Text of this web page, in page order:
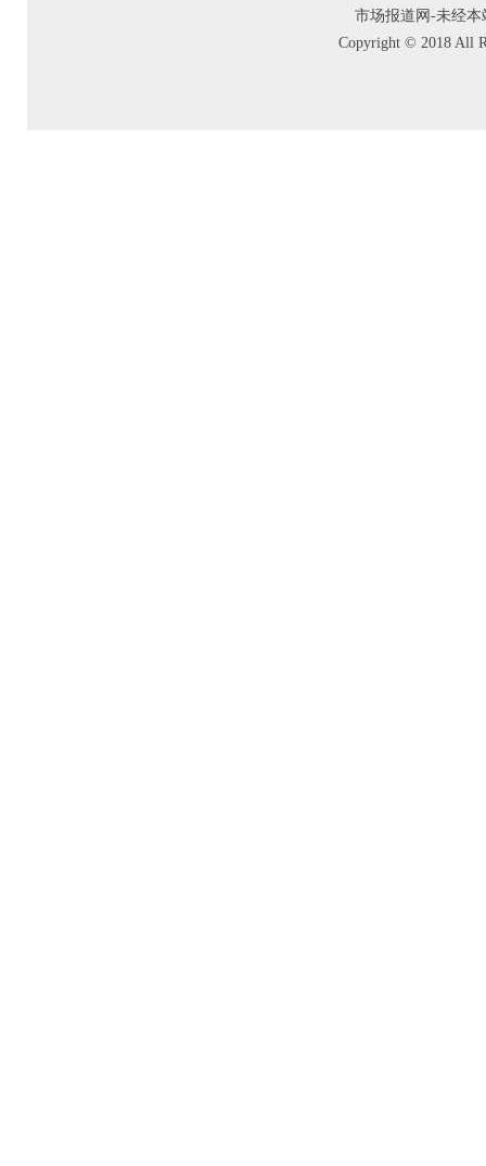
市场报道网-未经本
Copyright © 2018 All